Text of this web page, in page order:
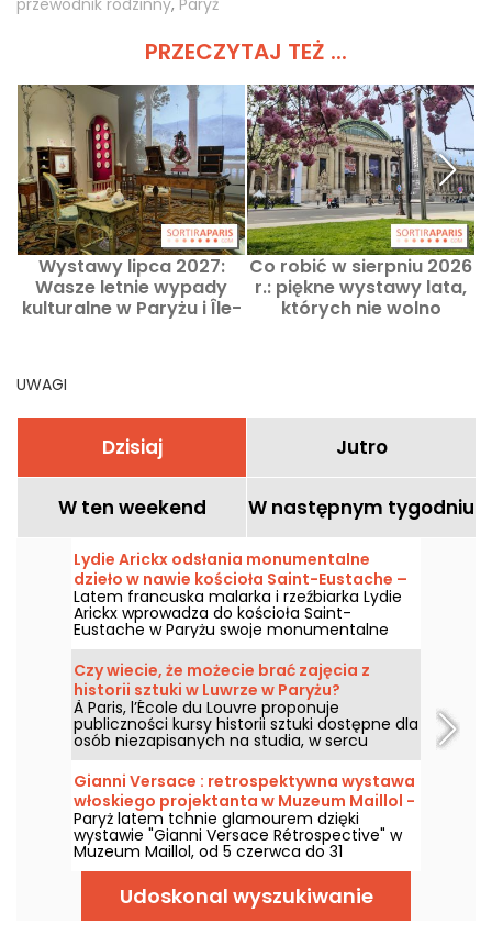
PRZECZYTAJ TEŻ ...
Wystawy lipca 2027:
Wasze letnie wypady
kulturalne w Paryżu i Île-
Co robić w sierpniu 2026
r.: piękne wystawy lata,
których nie wolno
UWAGI
Dzisiaj Jutro
W ten weekend W następnym tygodniu
Lydie Arickx odsłania monumentalne
dzieło w nawie kościoła Saint-Eustache –
nasze zdjęcia
Latem francuska malarka i rzeźbiarka Lydie
Arickx wprowadza do kościoła Saint-
Eustache w Paryżu swoje monumentalne
dzieło pod tytułem „Le Souffle”. Zapraszamy
od 10 lipca do 29 września 2026 roku, by
podziwiać tę instalację zawieszoną na
siedmiometrowej wysokości nad przęsłem
środkowym nawy.
Czy wiecie, że możecie brać zajęcia z
historii sztuki w Luwrze w Paryżu?
À Paris, l’École du Louvre proponuje
publiczności kursy historii sztuki dostępne dla
osób niezapisanych na studia, w sercu
Pałacu Luwru, każdego roku od września do
czerwca. Muzeum organizuje także
okazjonalnie bezpłatne wykłady. Dzięki temu
zrobisz z siebie prawdziwego eksperta w
historii sztuki!
Gianni Versace : retrospektywna wystawa
włoskiego projektanta w Muzeum Maillol -
przedłużenia
Paryż latem tchnie glamourem dzięki
wystawie "Gianni Versace Rétrospective" w
Muzeum Maillol, od 5 czerwca do 31
października 2026. Między barokiem a
nadmiarem wzorów, retrospektywna
wystawa mody zapowiada barwy i
ekstrawagancję, na miarę samej legendy.
Udoskonal wyszukiwanie